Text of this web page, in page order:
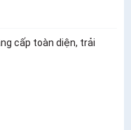
cấp toàn diện, trải